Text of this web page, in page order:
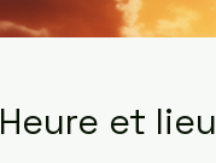
Heure et lieu